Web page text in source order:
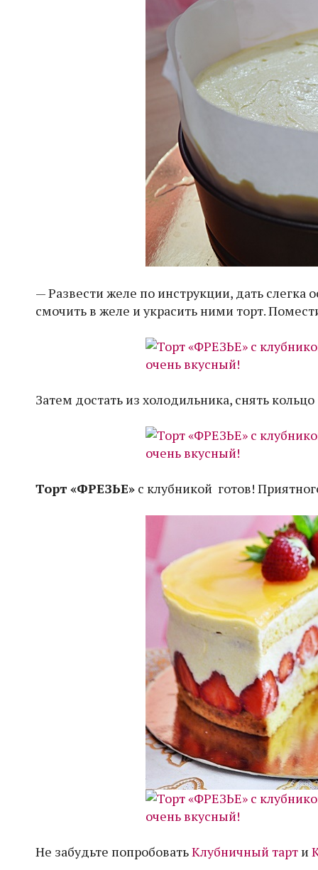
— Развести желе по инструкции, дать слегка
смочить в желе и украсить ними торт.
Затем достать из холодильника, снять
Торт «ФРЕЗЬЕ» с клубникой готов!
Не забудьте попробоватьКлубничный тарт и